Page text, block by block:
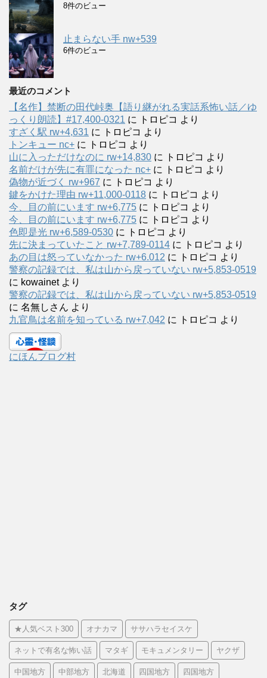
8件のビュー
止まらない手 nw+539
6件のビュー
最近のコメント
【名作】禁断の田代峠奥【語り継がれる実話系怖い話／ゆ
っくり朗読】#17,400-0321 に トロピコ より
すざく駅 rw+4,631 に トロピコ より
トンキュー nc+ に トロピコ より
山に入っただけなのに rw+14,830 に トロピコ より
名前だけが先に有罪になった nc+ に トロピコ より
偽物が近づく rw+967 に トロピコ より
鍵をかけた理由 rw+11,000-0118 に トロピコ より
今、目の前にいます rw+6,775 に トロピコ より
今、目の前にいます rw+6,775 に トロピコ より
色即是光 rw+6,589-0530 に トロピコ より
先に決まっていたこと rw+7,789-0114 に トロピコ より
あの目は怒っていなかった rw+6.012 に トロピコ より
警察の記録では、私は山から戻っていない rw+5,853-0519
に kowainetより
警察の記録では、私は山から戻っていない rw+5,853-0519
に 名無しさん より
九官鳥は名前を知っている rw+7,042 に トロピコ より
にほんブログ村
タグ
★人気ベスト300 オナカマ ササハラセイスケ
ネットで有名な怖い話 マタギ モキュメンタリー ヤクザ
中国地方 中部地方 北海道 四国地方 四国地方